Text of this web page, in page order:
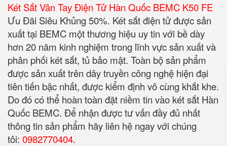
Két Sắt Vân Tay Điện Tử Hàn Quốc BEMC K50 FE
Ưu Đãi Siêu Khủng 50%. Két sắt điện tử được sản
xuất tại BEMC một thương hiệu uy tin với bề dày
hơn 20 năm kinh nghiệm trong lĩnh vực sản xuất và
phân phối két sắt, tủ bảo mật. Toàn bộ sản phẩm
được sản xuất trên dây truyền công nghệ hiện đại
tiên tiến bậc nhất, được kiểm định vô cùng khắt khe.
Do đó có thể hoàn toàn đặt niềm tin vào két sắt Hàn
Quốc BEMC. Để nhận được tư vấn đầy đủ nhất
thông tin sản phẩm hãy liên hệ ngay với chúng
tôi: 0982770404.